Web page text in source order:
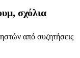
σχόλια
από συζητήσεις